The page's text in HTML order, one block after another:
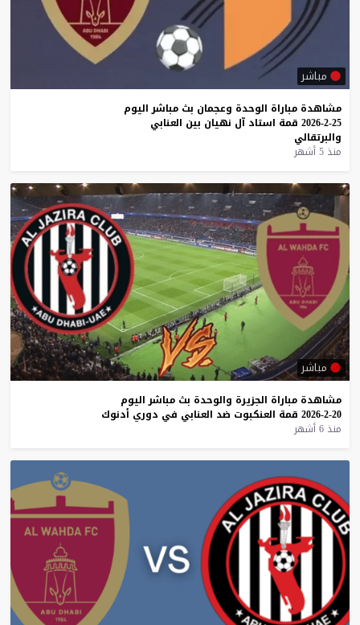
مباشر
مشاهدة مباراة الوحدة وعجمان بث مباشر اليوم
25-2-2026
قمة استاد آل نهيان بين العنابي
والبرتقالي
منذ 5 أشهر
مباشر
مشاهدة مباراة الجزيرة والوحدة بث مباشر اليوم
20-2-2026
قمة العنكبوت ضد العنابي في دوري أدنوك
منذ 6 أشهر